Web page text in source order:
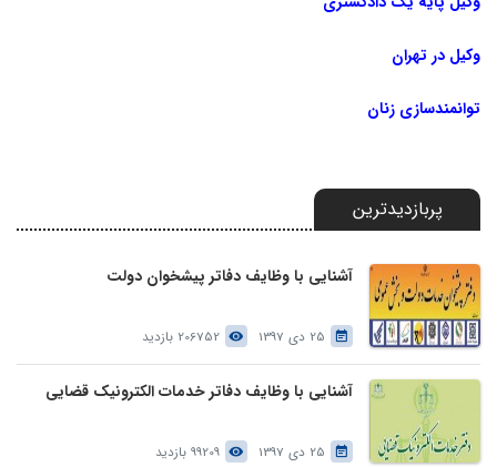
وکیل در تهران
توانمندسازی زنان
پربازدیدترین
آشنایی با وظایف دفاتر پیشخوان دولت
25 دی 1397 206752 بازدید
آشنایی با وظایف دفاتر خدمات الکترونیک قضایی
25 دی 1397 99209 بازدید